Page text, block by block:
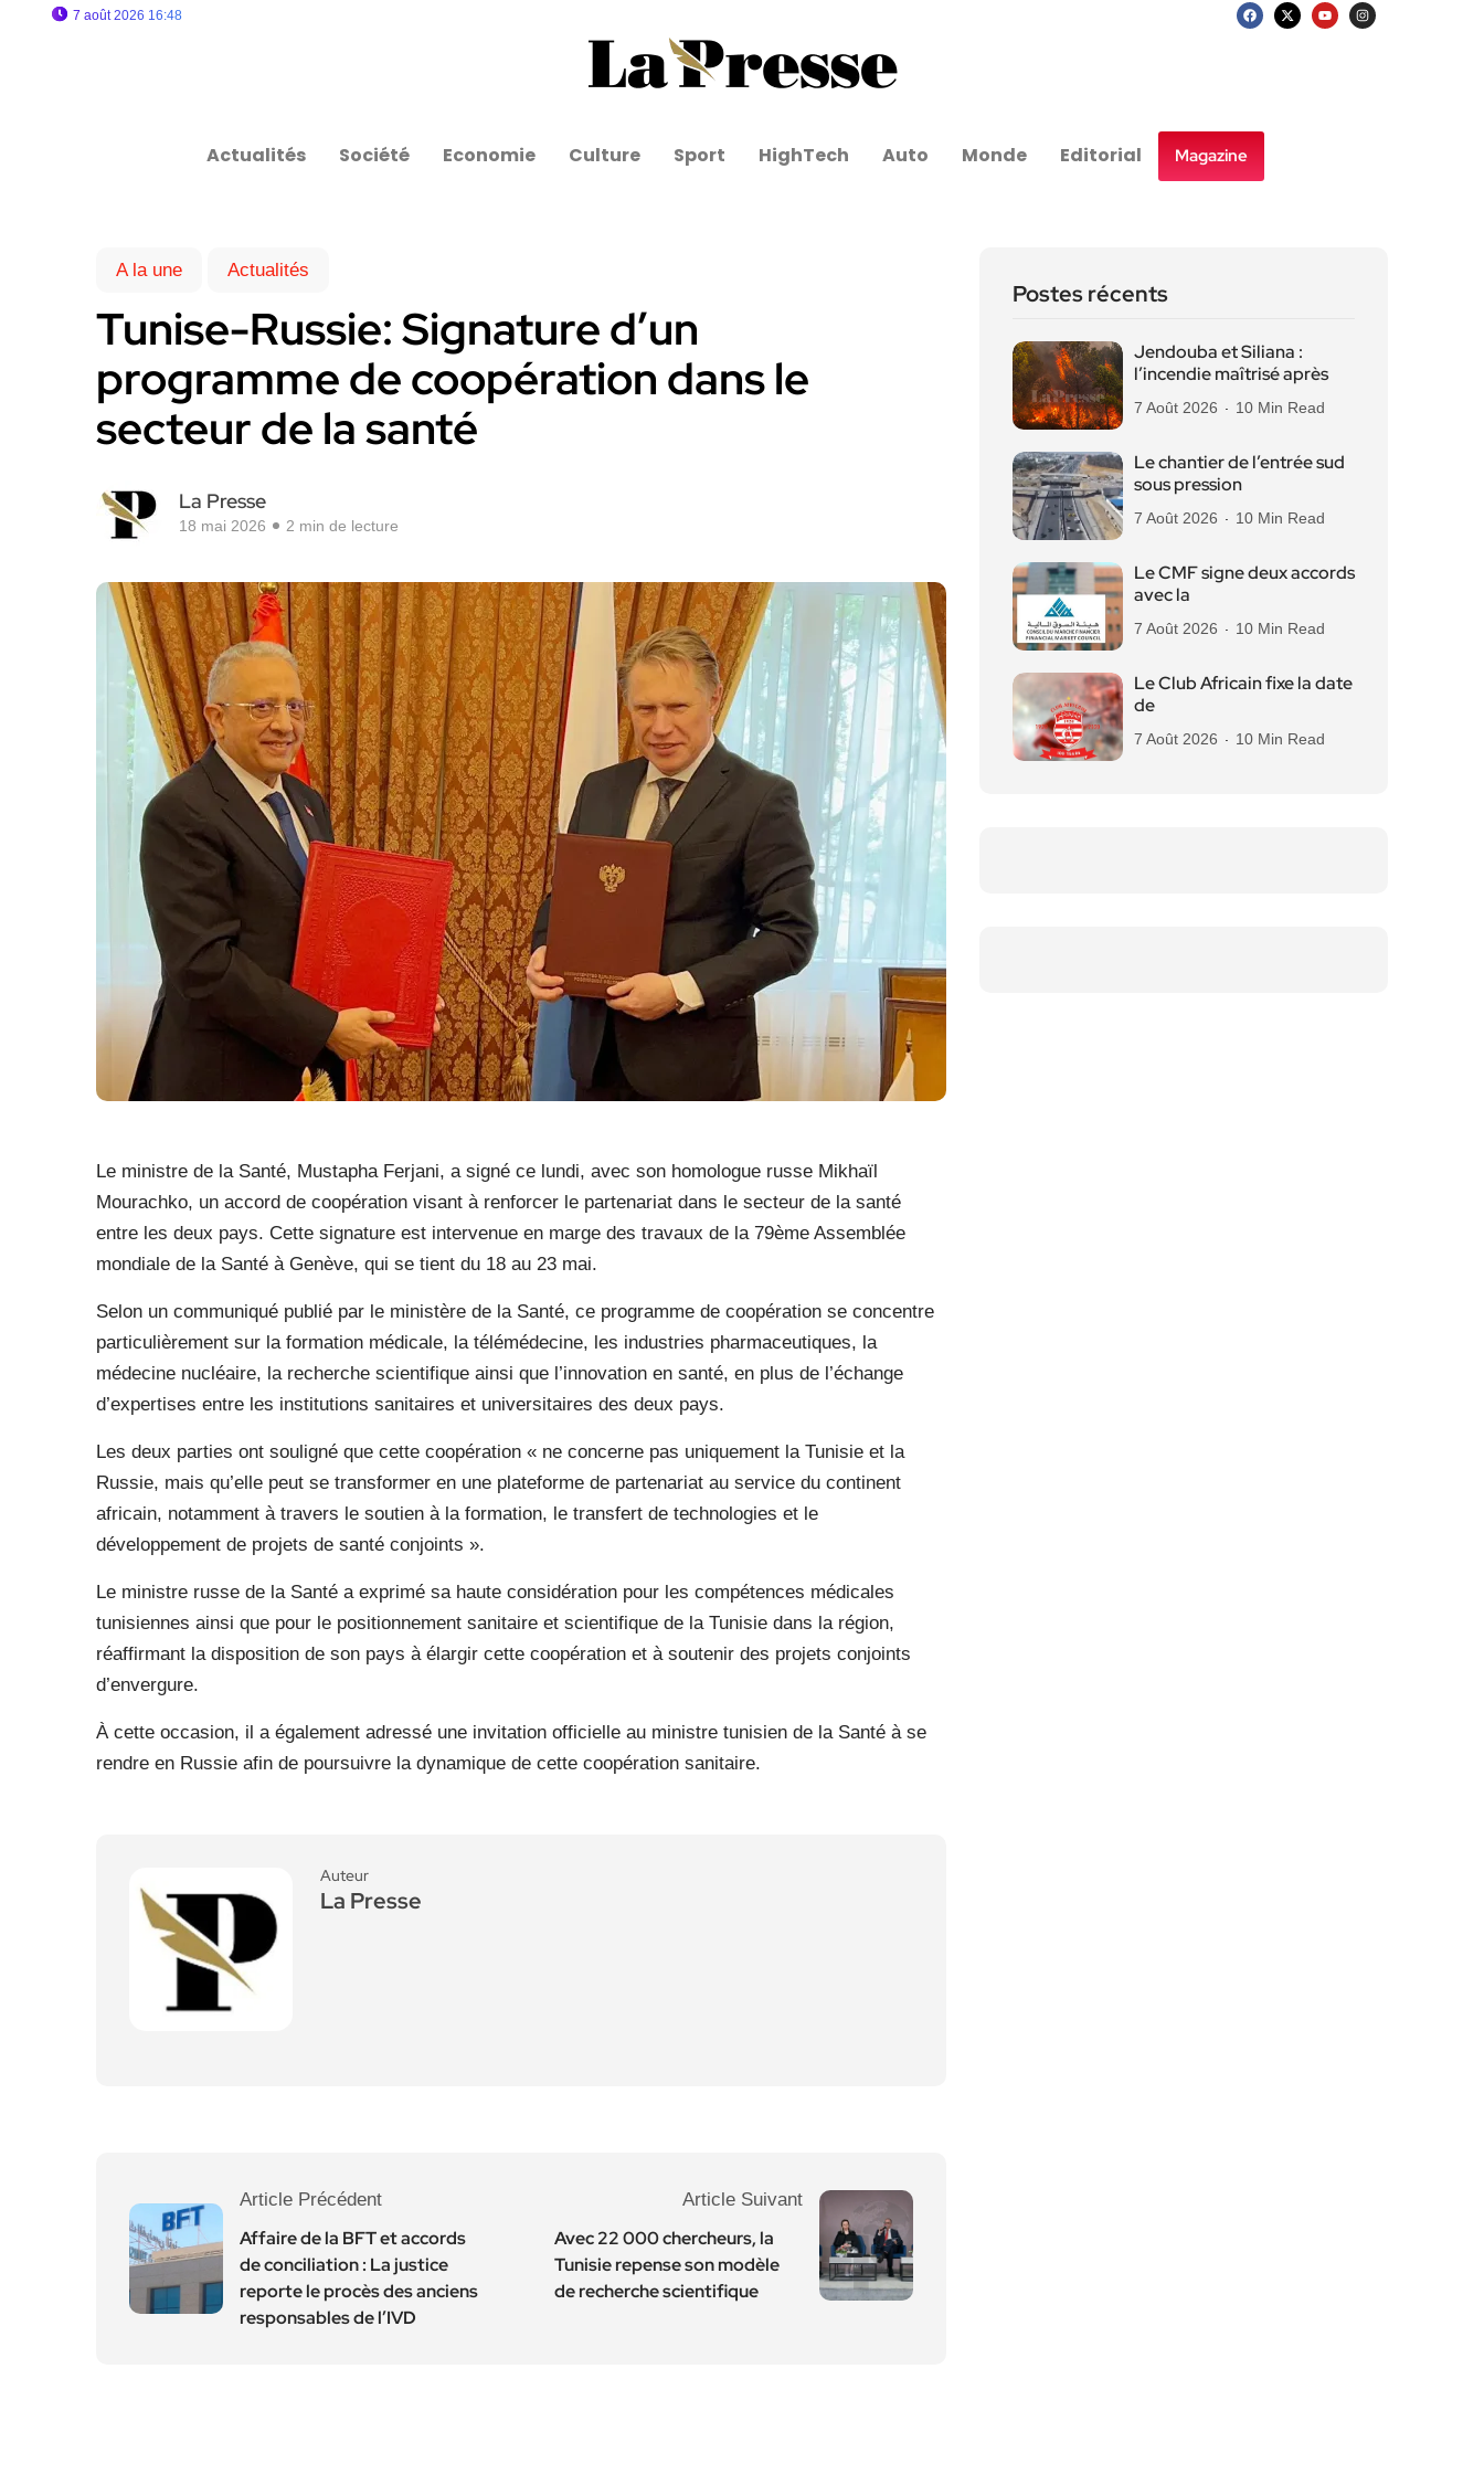
7 août 2026 16:48
Actualités Société Economie Culture Sport HighTech Auto Monde Editorial Magazine
A la une Actualités
Tunise-Russie: Signature d’un
programme de coopération dans le
secteur de la santé
La Presse
18 mai 2026 2 min de lecture
Le ministre de la Santé, Mustapha Ferjani, a signé ce lundi, avec son homologue russe Mikhaïl
Mourachko, un accord de coopération visant à renforcer le partenariat dans le secteur de la santé
entre les deux pays. Cette signature est intervenue en marge des travaux de la 79ème Assemblée
mondiale de la Santé à Genève, qui se tient du 18 au 23 mai.
Selon un communiqué publié par le ministère de la Santé, ce programme de coopération se concentre
particulièrement sur la formation médicale, la télémédecine, les industries pharmaceutiques, la
médecine nucléaire, la recherche scientifique ainsi que l’innovation en santé, en plus de l’échange
d’expertises entre les institutions sanitaires et universitaires des deux pays.
Les deux parties ont souligné que cette coopération « ne concerne pas uniquement la Tunisie et la
Russie, mais qu’elle peut se transformer en une plateforme de partenariat au service du continent
africain, notamment à travers le soutien à la formation, le transfert de technologies et le
développement de projets de santé conjoints ».
Le ministre russe de la Santé a exprimé sa haute considération pour les compétences médicales
tunisiennes ainsi que pour le positionnement sanitaire et scientifique de la Tunisie dans la région,
réaffirmant la disposition de son pays à élargir cette coopération et à soutenir des projets conjoints
d’envergure.
À cette occasion, il a également adressé une invitation officielle au ministre tunisien de la Santé à se
rendre en Russie afin de poursuivre la dynamique de cette coopération sanitaire.
Auteur
La Presse
Article Précédent
Affaire de la BFT et accords
de conciliation : La justice
reporte le procès des anciens
responsables de l’IVD
Article Suivant
Avec 22 000 chercheurs, la
Tunisie repense son modèle
de recherche scientifique
Postes récents
Jendouba et Siliana :
l’incendie maîtrisé après
7 Août 2026 10 Min Read
Le chantier de l’entrée sud
sous pression
7 Août 2026 10 Min Read
Le CMF signe deux accords
avec la
7 Août 2026 10 Min Read
Le Club Africain fixe la date
de
7 Août 2026 10 Min Read